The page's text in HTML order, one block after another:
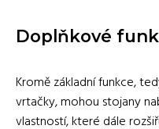
Doplňkové
Kromě základní funkce,
vrtačky, mohou stojany
vlastností, které dále